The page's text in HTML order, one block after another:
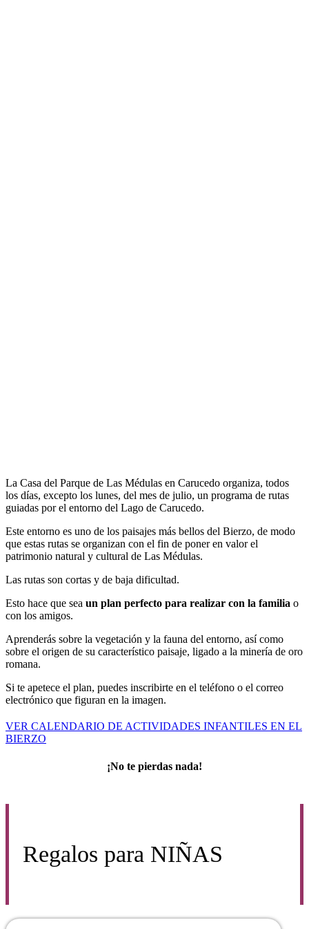
La Casa del Parque de Las Médulas en Carucedo organiza, todos
los días, excepto los lunes, del mes de julio, un programa de rutas
guiadas por el entorno del Lago de Carucedo.
Este entorno es uno de los paisajes más bellos del Bierzo, de modo
que estas rutas se organizan con el fin de poner en valor el
patrimonio natural y cultural de Las Médulas.
Las rutas son cortas y de baja dificultad.
Esto hace que sea un plan perfecto para realizar con la familia o
con los amigos.
Aprenderás sobre la vegetación y la fauna del entorno, así como
sobre el origen de su característico paisaje, ligado a la minería de oro
romana.
Si te apetece el plan, puedes inscribirte en el teléfono o el correo
electrónico que figuran en la imagen.
VER CALENDARIO DE ACTIVIDADES INFANTILES EN EL
BIERZO
¡No te pierdas nada!
Regalos para NIÑAS